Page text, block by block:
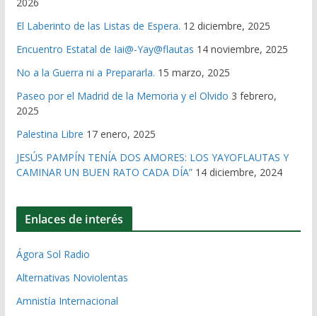
El Laberinto de las Listas de Espera. 12 diciembre, 2025
Encuentro Estatal de Iai@-Yay@flautas 14 noviembre, 2025
No a la Guerra ni a Prepararla. 15 marzo, 2025
Paseo por el Madrid de la Memoria y el Olvido 3 febrero,
2025
Palestina Libre 17 enero, 2025
JESÚS PAMPÍN TENÍA DOS AMORES: LOS YAYOFLAUTAS Y
CAMINAR UN BUEN RATO CADA DÍA” 14 diciembre, 2024
Enlaces de interés
Ágora Sol Radio
Alternativas Noviolentas
Amnistía Internacional